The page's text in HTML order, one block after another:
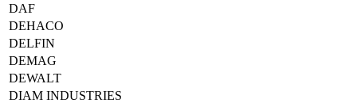
DAF
DEHACO
DELFIN
DEMAG
DEWALT
DIAM INDUSTRIES